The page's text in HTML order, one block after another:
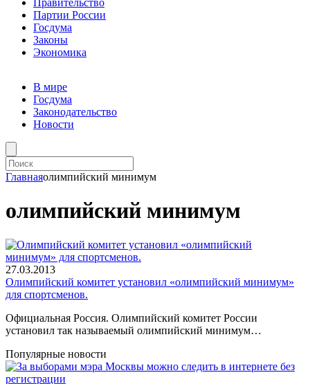
Правительство
Партии России
Госдума
Законы
Экономика
В мире
Госдума
Законодательство
Новости
Главнаяолимпийский минимум
олимпийский минимум
27.03.2013
Олимпийский комитет установил «олимпийский минимум»
для спортсменов.
Официальная Россия. Олимпийский комитет России
установил так называемый олимпийский минимум…
Популярные новости